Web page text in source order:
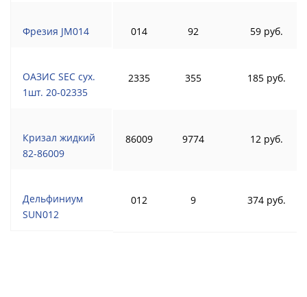
Фрезия JM014
ОАЗИС SEC сух.
1шт. 20-02335
Кризал жидкий
82-86009
Дельфиниум
SUN012
014 92 59 руб.
2335 355 185 руб.
86009 9774 12 руб.
012 9 374 руб.